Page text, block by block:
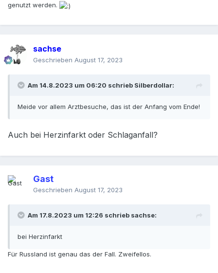
genutzt werden.
sachse
Geschrieben August 17, 2023
Am 14.8.2023 um 06:20 schrieb Silberdollar:
Meide vor allem Arztbesuche, das ist der Anfang vom Ende!
Auch bei Herzinfarkt oder Schlaganfall?
Gast
Geschrieben August 17, 2023
Am 17.8.2023 um 12:26 schrieb sachse:
bei Herzinfarkt
Für Russland ist genau das der Fall. Zweifellos.